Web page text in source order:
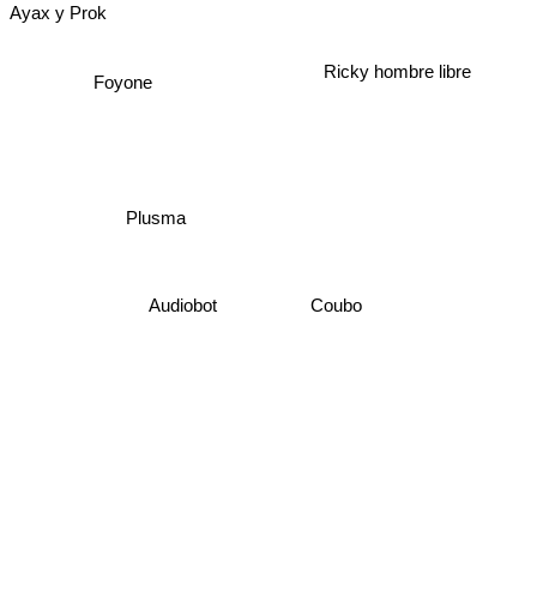
Foyone Ricky hombre libre
Coubo
Ayax y Prok
Audiobot